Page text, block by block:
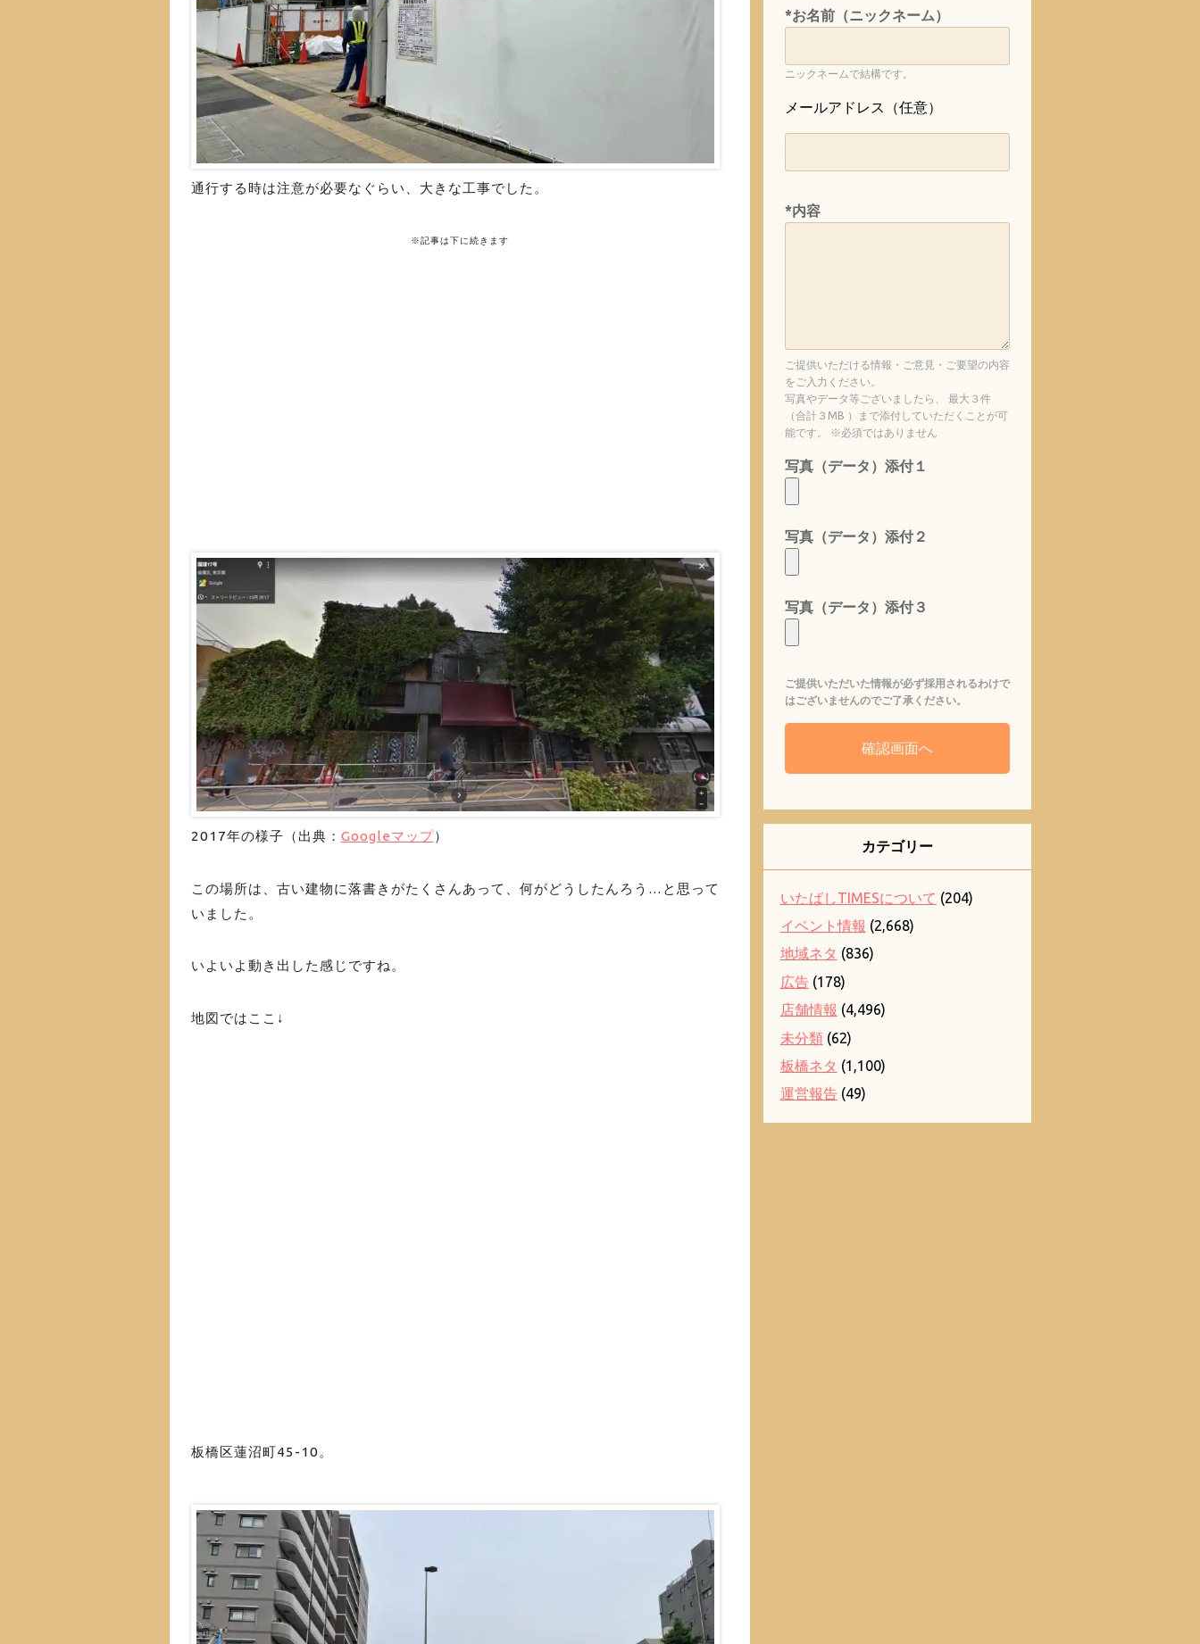
通行する時は注意が必要なぐらい、大きな工事でした。
※記事は下に続きます
2017年の様子（出典： Googleマップ）
この場所は、古い建物に落書きがたくさんあって、何がどうしたんろう…と思って
いました。
いよいよ動き出した感じですね。
地図ではここ↓
板橋区蓮沼町45-10。
*お名前（ニックネーム）
ニックネームで結構です。
メールアドレス（任意）
*内容
ご提供いただける情報・ご意見・ご要望の内容
をご入力ください。
写真やデータ等ございましたら、 最大３件
（合計３MB ）まで添付していただくことが可
能です。 ※必須ではありません
写真（データ）添付１
写真（データ）添付２
写真（データ）添付３
ご提供いただいた情報が必ず採用されるわけで
はございませんのでご了承ください。
カテゴリー
いたばしTIMESについて (204)
イベント情報 (2,668)
地域ネタ (836)
広告(178)
店舗情報 (4,496)
未分類(62)
板橋ネタ (1,100)
運営報告(49)